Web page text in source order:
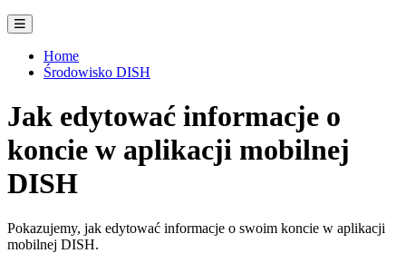
Home
Środowisko DISH
Jak edytować informacje o
koncie w aplikacji mobilnej
DISH
Pokazujemy, jak edytować informacje o swoim koncie w aplikacji
mobilnej DISH.